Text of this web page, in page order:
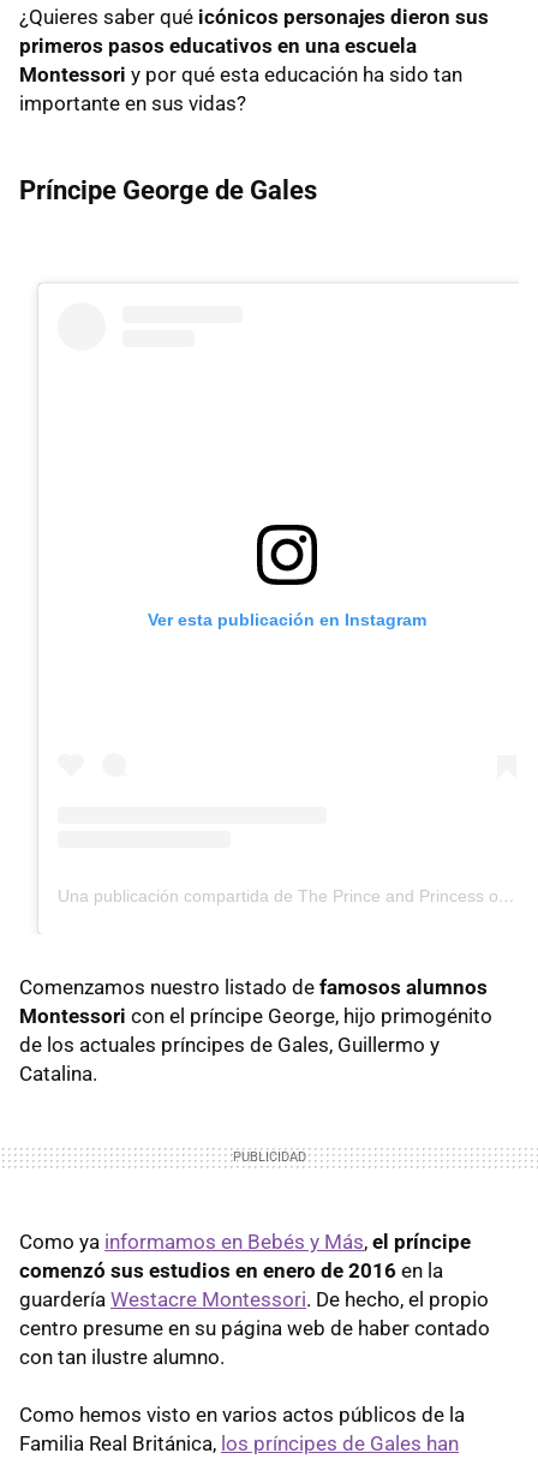
¿Quieres saber qué icónicos personajes dieron sus
primeros pasos educativos en una escuela
Montessori y por qué esta educación ha sido tan
importante en sus vidas?
Príncipe George de Gales
Ver esta publicación en Instagram
Una publicación compartida de The Prince and Princess of Wales (@princeandprincessofwales)
Comenzamos nuestro listado de famosos alumnos
Montessori con el príncipe George, hijo primogénito
de los actuales príncipes de Gales, Guillermo y
Catalina.
Como ya informamos en Bebés y Más, el príncipe
comenzó sus estudios en enero de 2016 en la
guardería Westacre Montessori. De hecho, el propio
centro presume en su página web de haber contado
con tan ilustre alumno.
Como hemos visto en varios actos públicos de la
Familia Real Británica, los príncipes de Gales han